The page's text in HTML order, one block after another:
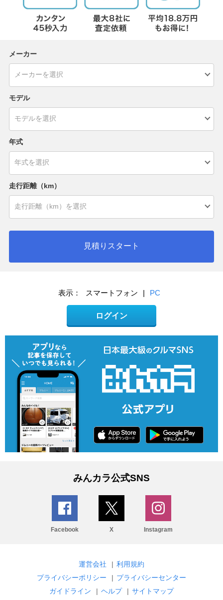
メーカー
モデル
年式
走行距離（km）
見積りスタート
表示： スマートフォン | PC
ログイン
みんカラ公式SNS
Facebook X Instagram
運営会社 | 利用規約
プライバシーポリシー
| プライバシーセンター
ガイドライン
| ヘルプ | サイトマップ